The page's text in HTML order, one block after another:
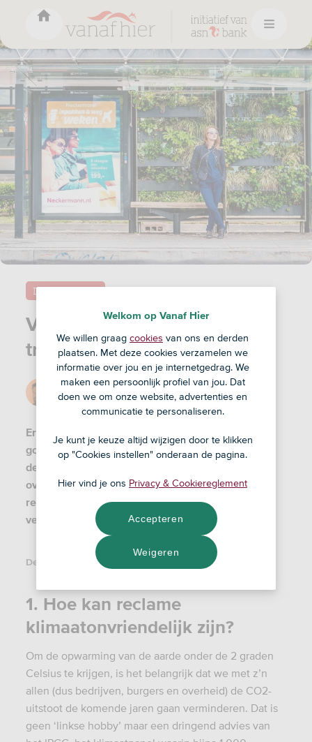
Vliegreclame bij de bus of
tram, hoelang nog?
Duurzaamheid
DoorIwan
30 dec '23
Erger jij je wel eens aan buitenreclame voor
goedkope vliegtrips, cruisevakanties of vlees? Of
denk je: laat maar gaan. In dit artikel lees je meer
over de schaduwkant van ‘klimaatonvriendelijke
reclames’ en factoren die een verbod momenteel
vertragen.
Deel dit artikel:
1. Hoe kan reclame
klimaatonvriendelijk zijn?
Om de opwarming van de aarde onder de 2 graden
Celsius te krijgen, is het belangrijk dat we met z’n
allen (dus bedrijven, burgers en overheid) de CO2-
uitstoot de komende jaren gaan verminderen. Dat is
geen ‘linkse hobby’ maar een dringend advies van
Welkom op Vanaf Hier
We willen graag cookies van ons en derden
plaatsen. Met deze cookies verzamelen we
informatie over jou en je internetgedrag. We
maken een persoonlijk profiel van jou. Dat
doen we om onze website, advertenties en
communicatie te personaliseren.
Je kunt je keuze altijd wijzigen door te klikken
op "Cookies instellen" onderaan de pagina.
Hier vind je ons Privacy & Cookiereglement
Weigeren
Accepteren